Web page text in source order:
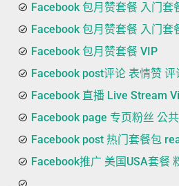
Facebook 包月赞套餐 入门套
Facebook 包月赞套餐 入门套
Facebook 包月赞套餐 VIP
Facebook post评论 表情赞 评
Facebook 直播 Live Stream
Facebook page 专页粉丝 公
Facebook post 热门套餐包
Facebook推广 美国USA套餐